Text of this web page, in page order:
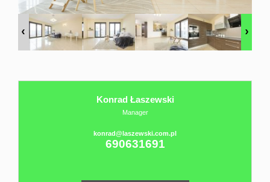
sprzedaż
Konrad Łaszewski
Manager
konrad@laszewski.com.pl
690631691